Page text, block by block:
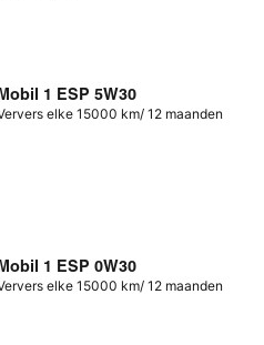
1 ESP 5W30
elke 15000 km/ 12 maanden
1 ESP 0W30
elke 15000 km/ 12 maanden